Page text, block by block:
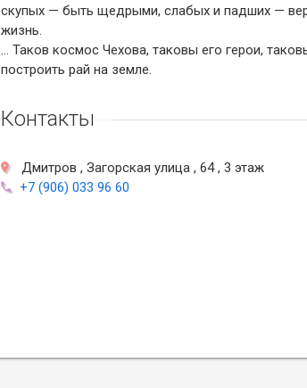
скупых — быть щедрыми, слабых и падших —
жизнь.
… Таков космос Чехова, таковы его герои,
построить рай на земле.
Контакты
Дмитров , Загорская улица , 64 , 3 этаж
+7 (906) 033 96 60